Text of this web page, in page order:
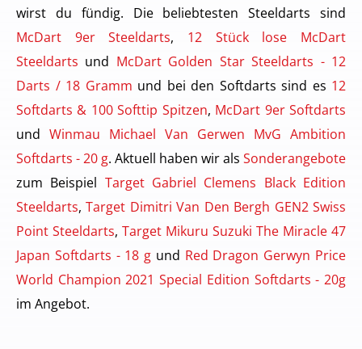
wirst du fündig. Die beliebtesten Steeldarts sind
McDart 9er Steeldarts, 12 Stück lose McDart
Steeldarts und McDart Golden Star Steeldarts - 12
Darts / 18 Gramm und bei den Softdarts sind es 12
Softdarts & 100 Softtip Spitzen, McDart 9er Softdarts
und Winmau Michael Van Gerwen MvG Ambition
Softdarts - 20 g. Aktuell haben wir als Sonderangebote
zum Beispiel Target Gabriel Clemens Black Edition
Steeldarts,Target Dimitri Van Den Bergh GEN2 Swiss
Point Steeldarts, Target Mikuru Suzuki The Miracle 47
Japan Softdarts - 18 g und Red Dragon Gerwyn Price
World Champion 2021 Special Edition Softdarts - 20g
im Angebot.